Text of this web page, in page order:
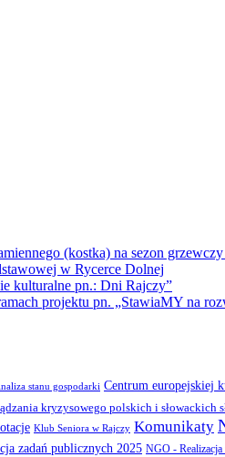
(kostka) na sezon
w Rycerce Dolnej
kulturalne pn.: Dni Rajczy”
projektu pn. „StawiaMY na
stanu gospodarki Centrum europejskiej
kryzysowego polskich i słowackich
Klub Seniora w Rajczy Komunikaty
zadań publicznych 2025 NGO -